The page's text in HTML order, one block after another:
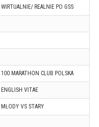
WIRTUALNIE/ REALNIE PO GSS
100 MARATHON CLUB POLSKA
ENGLISH VITAE
MŁODY VS STARY